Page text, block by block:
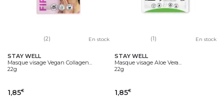
(2) En stock
STAY WELL
Masque visage Vegan Collagen...
22g
1,85€
(1) En stock
STAY WELL
Masque visage Aloe Vera...
22g
1,85€